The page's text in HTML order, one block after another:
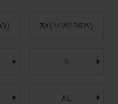
) 3X(24W/26W)
S
XL